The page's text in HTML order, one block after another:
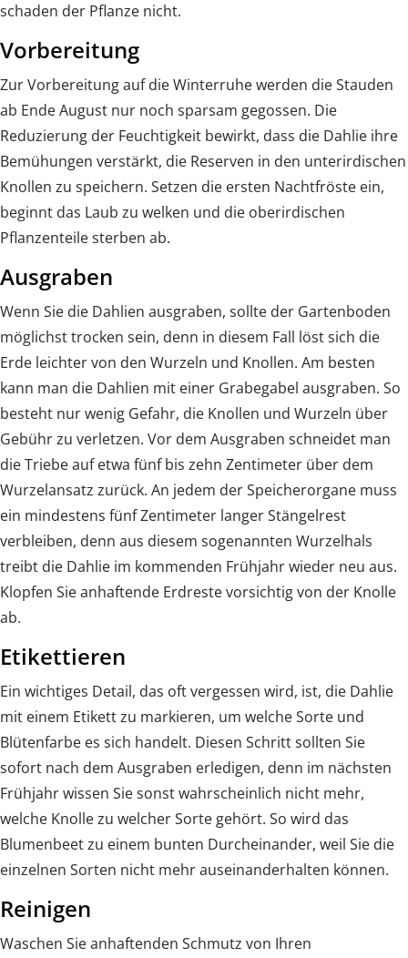
schaden der Pflanze nicht.
Vorbereitung
Zur Vorbereitung auf die Winterruhe werden die Stauden
ab Ende August nur noch sparsam gegossen. Die
Reduzierung der Feuchtigkeit bewirkt, dass die Dahlie ihre
Bemühungen verstärkt, die Reserven in den unterirdischen
Knollen zu speichern. Setzen die ersten Nachtfröste ein,
beginnt das Laub zu welken und die oberirdischen
Pflanzenteile sterben ab.
Ausgraben
Wenn Sie die Dahlien ausgraben, sollte der Gartenboden
möglichst trocken sein, denn in diesem Fall löst sich die
Erde leichter von den Wurzeln und Knollen. Am besten
kann man die Dahlien mit einer Grabegabel ausgraben. So
besteht nur wenig Gefahr, die Knollen und Wurzeln über
Gebühr zu verletzen. Vor dem Ausgraben schneidet man
die Triebe auf etwa fünf bis zehn Zentimeter über dem
Wurzelansatz zurück. An jedem der Speicherorgane muss
ein mindestens fünf Zentimeter langer Stängelrest
verbleiben, denn aus diesem sogenannten Wurzelhals
treibt die Dahlie im kommenden Frühjahr wieder neu aus.
Klopfen Sie anhaftende Erdreste vorsichtig von der Knolle
ab.
Etikettieren
Ein wichtiges Detail, das oft vergessen wird, ist, die Dahlie
mit einem Etikett zu markieren, um welche Sorte und
Blütenfarbe es sich handelt. Diesen Schritt sollten Sie
sofort nach dem Ausgraben erledigen, denn im nächsten
Frühjahr wissen Sie sonst wahrscheinlich nicht mehr,
welche Knolle zu welcher Sorte gehört. So wird das
Blumenbeet zu einem bunten Durcheinander, weil Sie die
einzelnen Sorten nicht mehr auseinanderhalten können.
Reinigen
Waschen Sie anhaftenden Schmutz von Ihren